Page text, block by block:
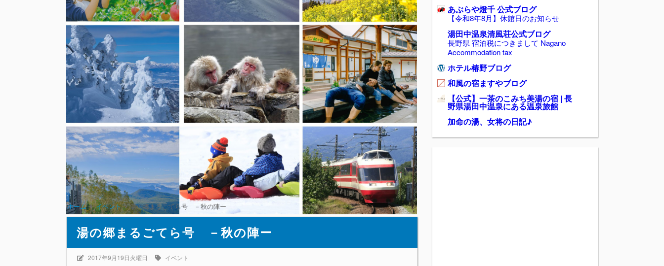
ホーム イベント 湯の郷まるごてら号 －秋の陣ー
湯の郷まるごてら号 －秋の陣ー
2017年9月19日火曜日 イベント
あぶらや燈千 公式ブログ
【令和8年8月】休館日のお知らせ
湯田中温泉清風荘公式ブログ
長野県 宿泊税につきまして Nagano
Accommodation tax
ホテル椿野ブログ
和風の宿ますやブログ
【公式】一茶のこみち美湯の宿 | 長
野県湯田中温泉にある温泉旅館
加命の湯、女将の日記♪